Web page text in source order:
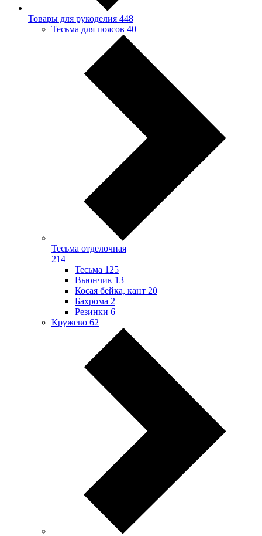
Товары для рукоделия 448
Тесьма для поясов 40
Тесьма отделочная
214
Тесьма 125
Вьюнчик 13
Косая бейка, кант 20
Бахрома 2
Резинки 6
Кружево 62